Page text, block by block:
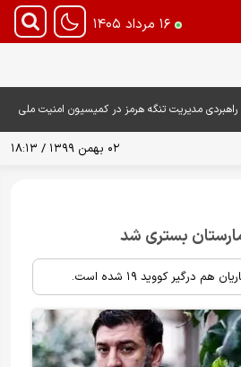
۱۶ مرداد ۱۴۰۵
مدیریت تنگه هرمز در کمیسیون امنیت ملی
۰۲ بهمن ۱۳۹۹ / ۱۸:۱۳
بستری شد
درگیر کووید ۱۹ شده است.